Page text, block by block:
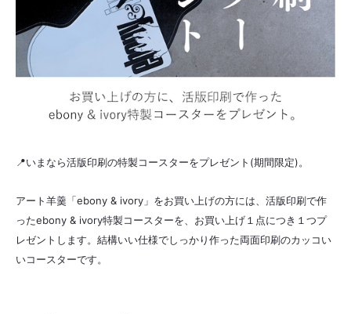
📍いまなら活版印刷の特製コースターをプレゼント(期間限定)。
アート羊羹「ebony & ivory」をお買い上げの方には、活版印刷で作
ったebony & ivory特製コースターを、お買い上げ１点につき１つプ
レゼントします。結構いい仕様でしっかり作った両面印刷のカッコい
いコースターです。